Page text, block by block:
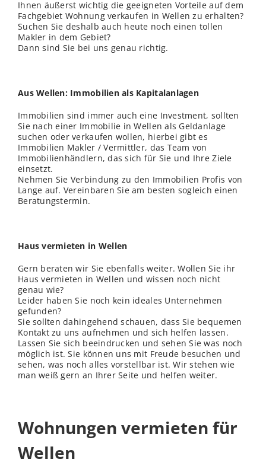
Ihnen äußerst wichtig die geeigneten Vorteile auf dem
Fachgebiet Wohnung verkaufen in Wellen zu erhalten?
Suchen Sie deshalb auch heute noch einen tollen
Makler in dem Gebiet?
Dann sind Sie bei uns genau richtig.
Aus Wellen: Immobilien als Kapitalanlagen
Immobilien sind immer auch eine Investment, sollten
Sie nach einer Immobilie in Wellen als Geldanlage
suchen oder verkaufen wollen, hierbei gibt es
Immobilien Makler / Vermittler, das Team von
Immobilienhändlern, das sich für Sie und Ihre Ziele
einsetzt.
Nehmen Sie Verbindung zu den Immobilien Profis von
Lange auf. Vereinbaren Sie am besten sogleich einen
Beratungstermin.
Haus vermieten in Wellen
Gern beraten wir Sie ebenfalls weiter. Wollen Sie ihr
Haus vermieten in Wellen und wissen noch nicht
genau wie?
Leider haben Sie noch kein ideales Unternehmen
gefunden?
Sie sollten dahingehend schauen, dass Sie bequemen
Kontakt zu uns aufnehmen und sich helfen lassen.
Lassen Sie sich beeindrucken und sehen Sie was noch
möglich ist. Sie können uns mit Freude besuchen und
sehen, was noch alles vorstellbar ist. Wir stehen wie
man weiß gern an Ihrer Seite und helfen weiter.
Wohnungen vermieten für
Wellen